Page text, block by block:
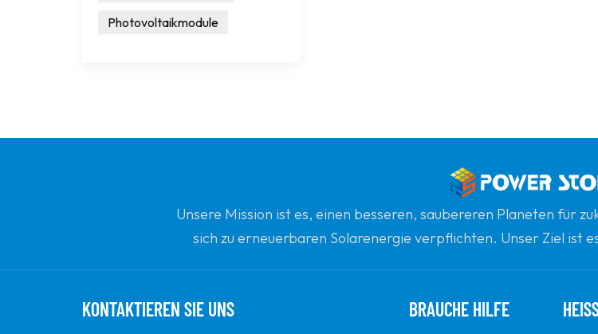
Photovoltaikmodule
Unsere Mission ist es, einen besseren, saubereren Planeten für
sich zu erneuerbaren Solarenergie verpflichten. Unser Ziel ist
KONTAKTIEREN SIE UNS BRAUCHE HILFE